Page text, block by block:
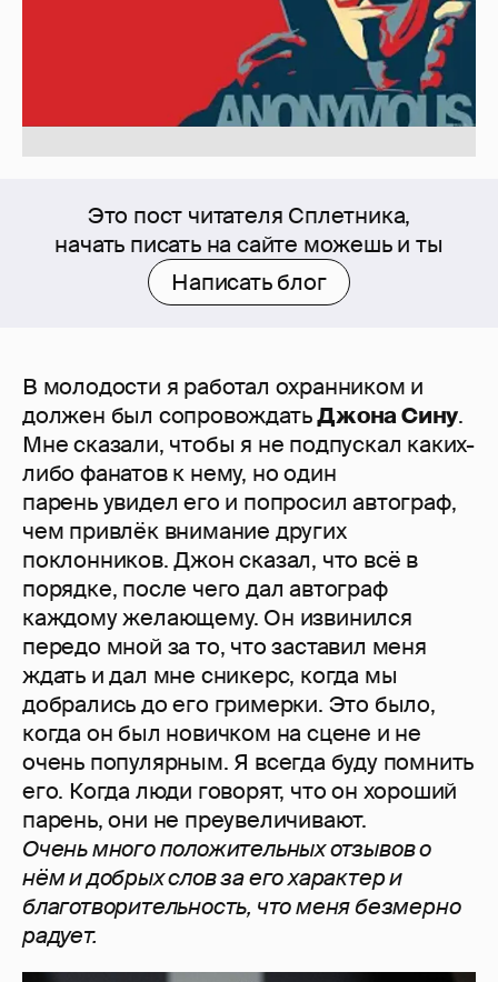
Это пост читателя Сплетника,
начать писать на сайте можешь и ты
Написать блог
В молодости я работал охранником и
должен был сопровождатьДжона Сину.
Мне сказали, чтобы я не подпускал каких-
либо фанатов к нему, но один
парень увидел его и попросил автограф,
чем привлёк внимание других
поклонников. Джон сказал, что всё в
порядке, после чего дал автограф
каждому желающему. Он извинился
передо мной за то, что заставил меня
ждать и дал мне сникерс, когда мы
добрались до его гримерки. Это было,
когда он был новичком на сцене и не
очень популярным. Я всегда буду помнить
его. Когда люди говорят, что он хороший
парень, они не преувеличивают.
Очень много положительных отзывов о
нём и добрых слов за его характер и
благотворительность, что меня безмерно
радует.